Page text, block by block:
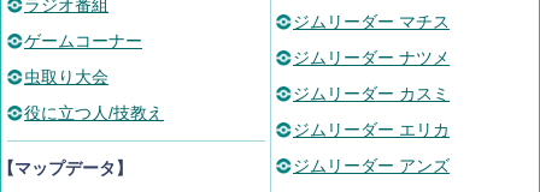
ラジオ番組
ゲームコーナー
虫取り大会
役に立つ人/技教え
マップデータ】
ジムリーダー マチス
ジムリーダー ナツメ
ジムリーダー カスミ
ジムリーダー エリカ
ジムリーダー アンズ